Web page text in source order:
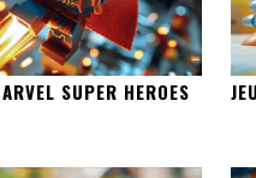
SUPER HEROES